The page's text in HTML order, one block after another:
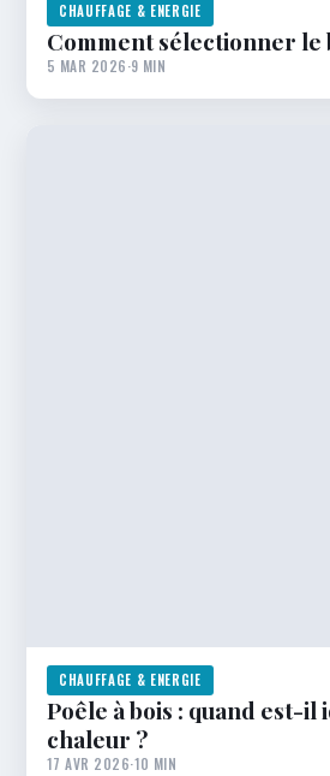
CHAUFFAGE & ENERGIE
Comment sélectionner
5 MAR 2026·9 MIN
CHAUFFAGE & ENERGIE
Poêle à bois : quand est-
chaleur ?
17 AVR 2026·10 MIN